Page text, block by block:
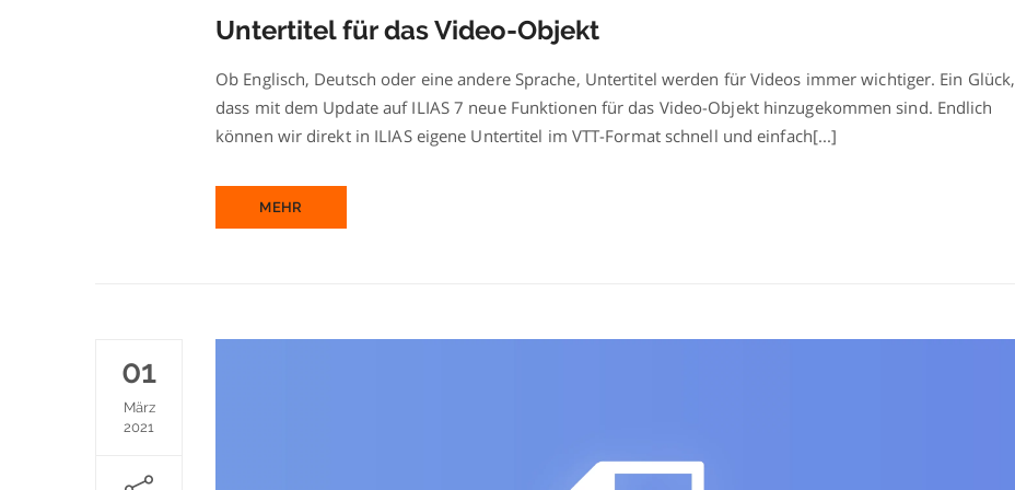
Objekt
Untertitel für das Video-Objekt
Ob Englisch, Deutsch oder eine andere Sprache, Untertitel werden für Videos immer wichtiger. Ein Glück,
dass mit dem Update auf ILIAS 7 neue Funktionen für das Video-Objekt hinzugekommen sind. Endlich
können wir direkt in ILIAS eigene Untertitel im VTT-Format schnell und einfach[...]
MEHR
01
März
2021